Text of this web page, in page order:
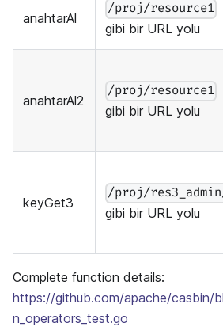
anahtarAl
/proj/resource1
gibi bir URL yolu
anahtarAl2
/proj/resource1
gibi bir URL yolu
keyGet3
/proj/
gibi bir URL yolu
Complete function details:
https://github.com/apache/casbin/
n_operators_test.go